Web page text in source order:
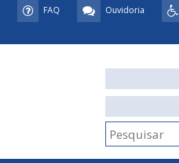
Ouvidoria
FAQ